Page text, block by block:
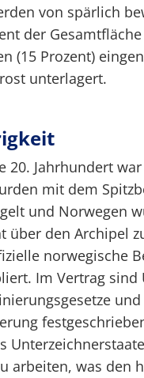
von spärlich
der
(15 Prozent)
unterlagert.
20. Jahrhundert
mit dem
und Norwegen
über den Archipel
norwegische
Im Vertrag
arbeiten, was den